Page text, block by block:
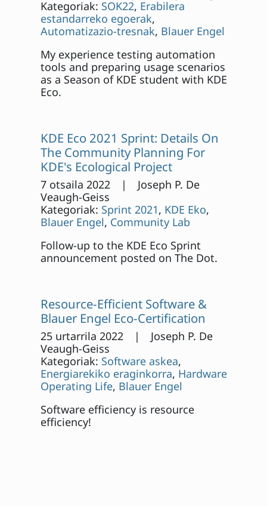
Kategoriak: SOK22, Erabilera
estandarreko egoerak,
Automatizazio-tresnak, Blauer Engel
My experience testing automation
tools and preparing usage scenarios
as a Season of KDE student with KDE
Eco.
KDE Eco 2021 Sprint: Details On
The Community Planning For
KDE's Ecological Project
7 otsaila 2022 | Joseph P. De
Veaugh-Geiss
Kategoriak: Sprint 2021, KDE Eko,
Blauer Engel, Community Lab
Follow-up to the KDE Eco Sprint
announcement posted on The Dot.
Resource-Efficient Software &
Blauer Engel Eco-Certification
25 urtarrila 2022 | Joseph P. De
Veaugh-Geiss
Kategoriak: Software askea,
Energiarekiko eraginkorra, Hardware
Operating Life, Blauer Engel
Software efficiency is resource
efficiency!